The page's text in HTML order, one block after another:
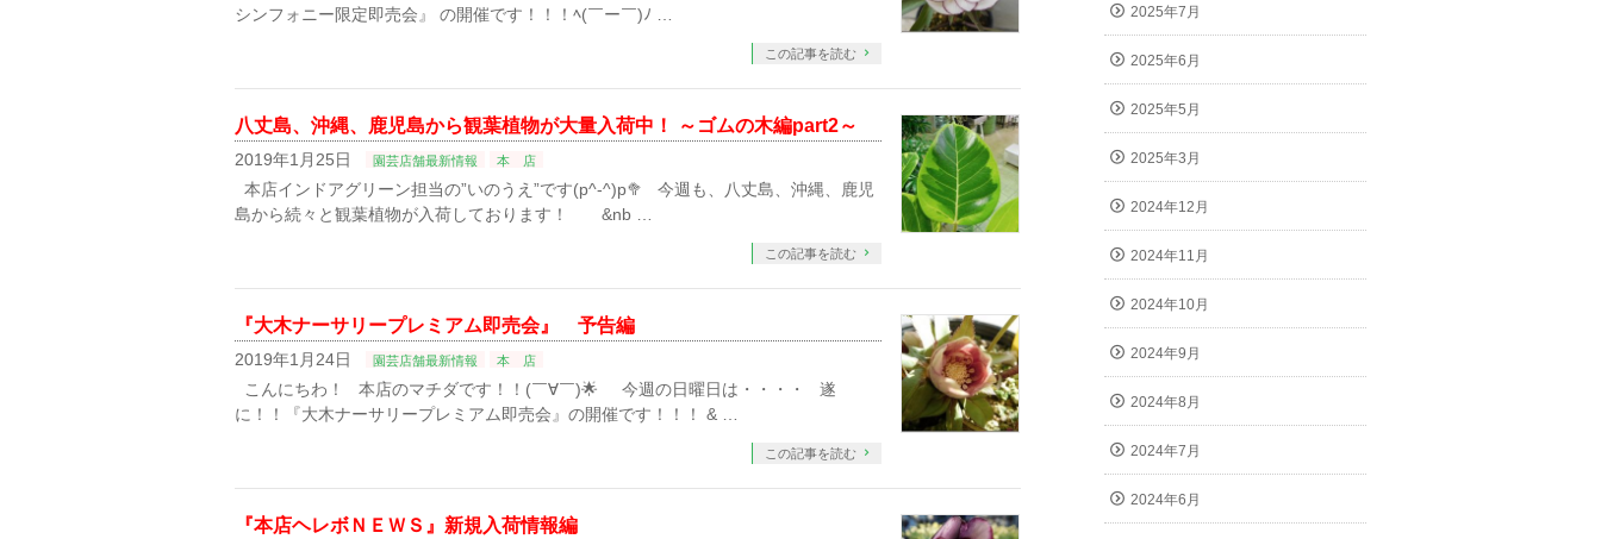
シンフォニー限定即売会』 の開催です！！！ﾍ(￣ー￣)ﾉ …
この記事を読む
八丈島、沖縄、鹿児島から観葉植物が大量入荷中！ ～ゴムの木編part2～
2019年1月25日 園芸店舗最新情報 本 店
本店インドアグリーン担当の”いのうえ”です(p^-^)p🥦 今週も、八丈島、沖縄、鹿児
島から続々と観葉植物が入荷しております！ &nb …
この記事を読む
『大木ナーサリープレミアム即売会』 予告編
2019年1月24日 園芸店舗最新情報 本 店
こんにちわ！ 本店のマチダです！！(￣∀￣)🌟 今週の日曜日は・・・・ 遂
に！！『大木ナーサリープレミアム即売会』の開催です！！！ & …
この記事を読む
『本店ヘレボＮＥＷＳ』新規入荷情報編
2025年7月
2025年6月
2025年5月
2025年3月
2024年12月
2024年11月
2024年10月
2024年9月
2024年8月
2024年7月
2024年6月